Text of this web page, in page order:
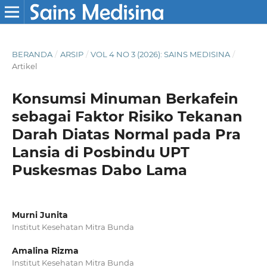
BERANDA / ARSIP / VOL 4 NO 3 (2026): SAINS MEDISINA /
Artikel
Konsumsi Minuman Berkafein
sebagai Faktor Risiko Tekanan
Darah Diatas Normal pada Pra
Lansia di Posbindu UPT
Puskesmas Dabo Lama
Murni Junita
Institut Kesehatan Mitra Bunda
Amalina Rizma
Institut Kesehatan Mitra Bunda